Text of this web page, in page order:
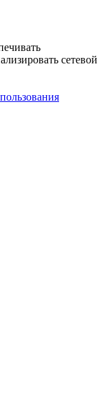
сетевой